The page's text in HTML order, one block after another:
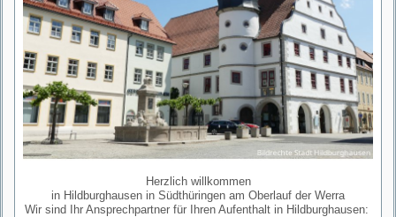
Herzlich willkommen
in Hildburghausen in Südthüringen am Oberlauf der Werra
Wir sind Ihr Ansprechpartner für Ihren Aufenthalt in Hildburghausen: